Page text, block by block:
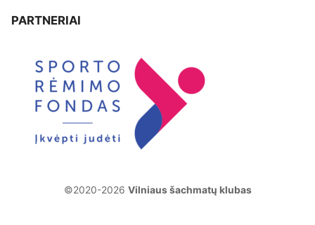
PARTNERIAI
©2020-2026 Vilniaus šachmatų klubas